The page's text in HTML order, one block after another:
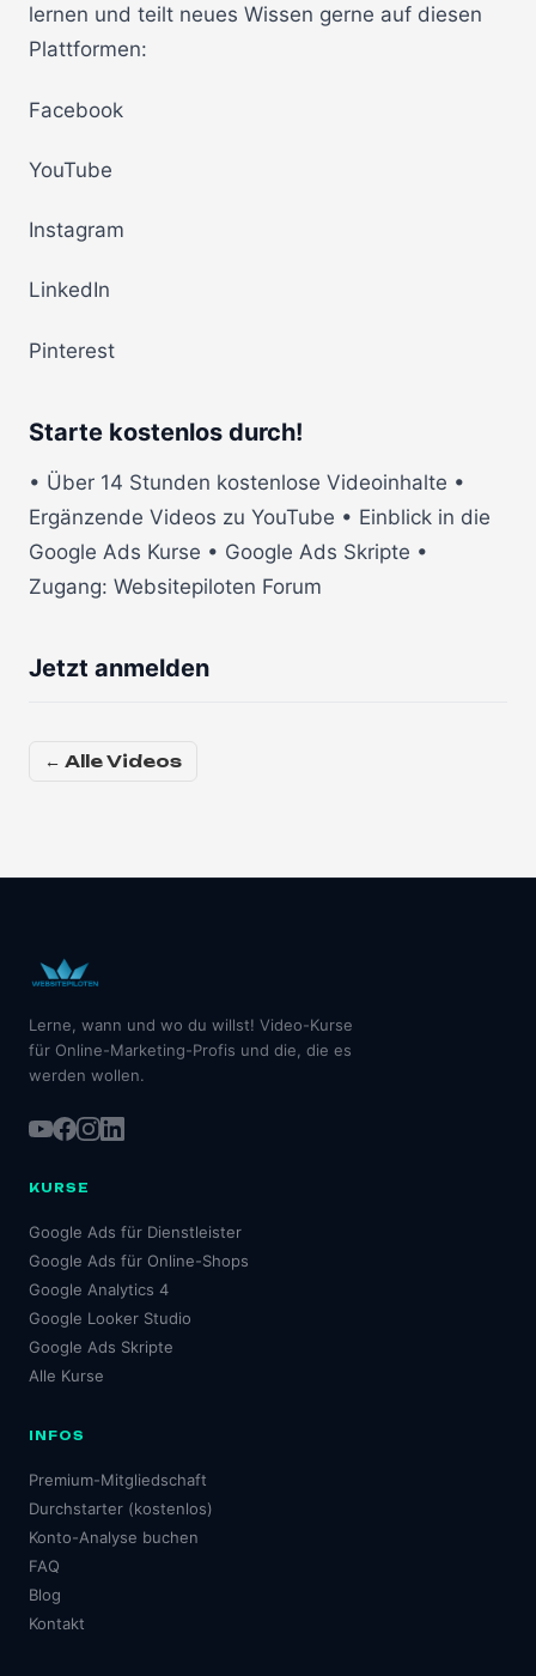
lernen und teilt neues Wissen gerne auf diesen
Plattformen:
Facebook
YouTube
Instagram
LinkedIn
Pinterest
Starte kostenlos durch!
• Über 14 Stunden kostenlose Videoinhalte •
Ergänzende Videos zu YouTube • Einblick in die
Google Ads Kurse • Google Ads Skripte •
Zugang: Websitepiloten Forum
Jetzt anmelden
← Alle Videos
Lerne, wann und wo du willst! Video-Kurse
für Online-Marketing-Profis und die, die es
werden wollen.
KURSE
Google Ads für Dienstleister
Google Ads für Online-Shops
Google Analytics 4
Google Looker Studio
Google Ads Skripte
Alle Kurse
INFOS
Premium-Mitgliedschaft
Durchstarter (kostenlos)
Konto-Analyse buchen
FAQ
Blog
Kontakt